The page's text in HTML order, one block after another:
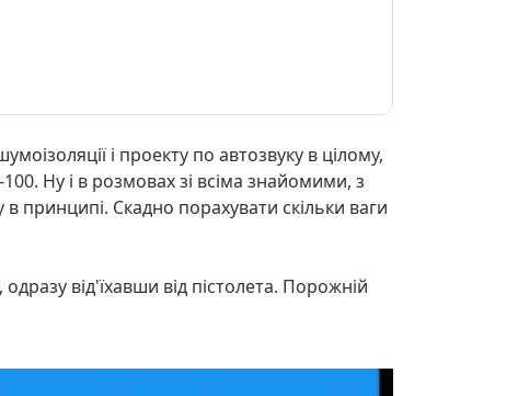
і проекту по автозвуку в цілому,
Ну і в розмовах зі всіма знайомими, з
принципі. Скадно порахувати скільки ваги
від'їхавши від пістолета. Порожній